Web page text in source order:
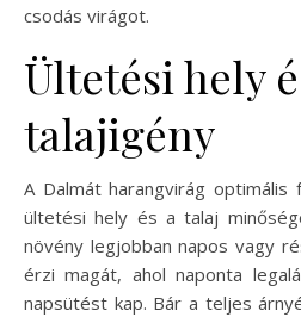
csodás virágot.
Ültetési hely
talajigény
A Dalmát harangvirág
ültetési hely és a talaj
növény legjobban napos vagy
érzi magát, ahol naponta
napsütést kap. Bár a teljes